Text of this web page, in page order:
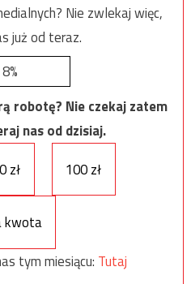
Nie zwlekaj więc,
już od teraz.
8%
robotę? Nie czekaj zatem
nas od dzisiaj.
zł 100 zł
kwota
tym miesiącu: Tutaj